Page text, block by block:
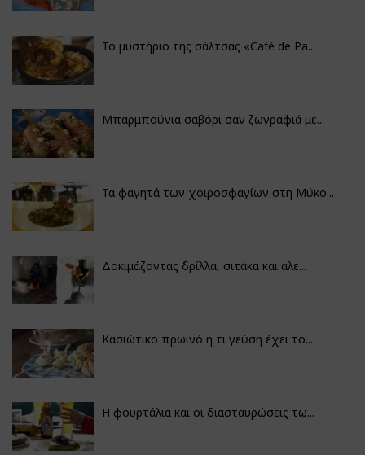
Το μυστήριο της σάλτσας «Café de Pa...
Μπαρμπούνια σαβόρι σαν ζωγραφιά με...
Τα φαγητά των χοιροσφαγίων στη Μύκο...
Δοκιμάζοντας δρίλλα, σιτάκα και αλε...
Κασιώτικο πρωινό ή τι γεύση έχει το...
Η φουρτάλια και οι διασταυρώσεις τω...